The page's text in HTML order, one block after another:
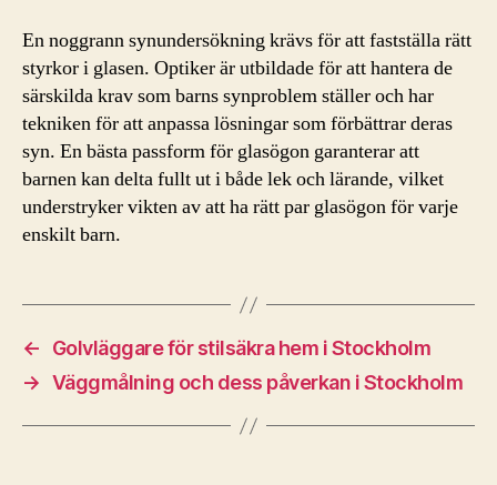
En noggrann synundersökning krävs för att fastställa rätt
styrkor i glasen. Optiker är utbildade för att hantera de
särskilda krav som barns synproblem ställer och har
tekniken för att anpassa lösningar som förbättrar deras
syn. En bästa passform för glasögon garanterar att
barnen kan delta fullt ut i både lek och lärande, vilket
understryker vikten av att ha rätt par glasögon för varje
enskilt barn.
←
Golvläggare för stilsäkra hem i Stockholm
→ Väggmålning och dess påverkan i Stockholm